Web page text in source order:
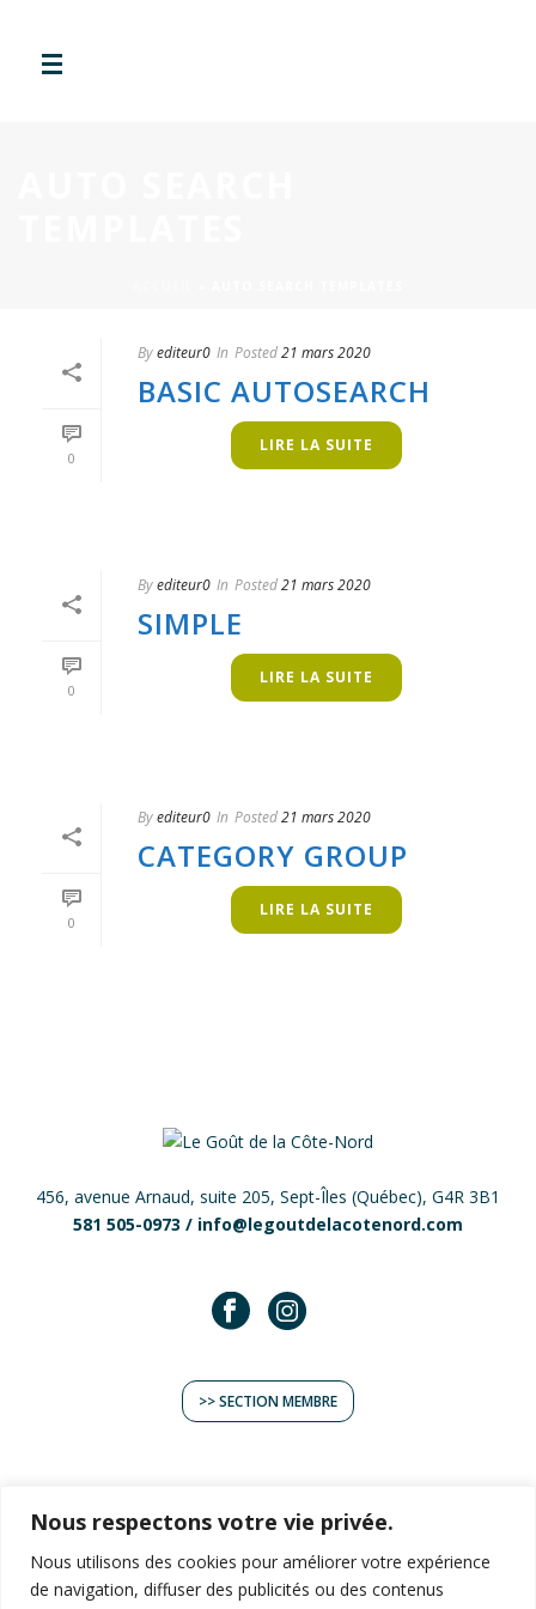
Nous respectons votre vie privée.
Nous utilisons des cookies pour améliorer votre expérience
de navigation, diffuser des publicités ou des contenus
0
Byediteur0 In Posted21 mars 2020
BASIC AUTOSEARCH
LIRE LA SUITE
0
Byediteur0 In Posted21 mars 2020
SIMPLE
LIRE LA SUITE
0
Byediteur0 In Posted21 mars 2020
CATEGORY GROUP
LIRE LA SUITE
456, avenue Arnaud, suite 205, Sept-Îles (Québec), G4R 3B1
581 505-0973 / info@legoutdelacotenord.com
>> SECTION MEMBRE
TERROIR